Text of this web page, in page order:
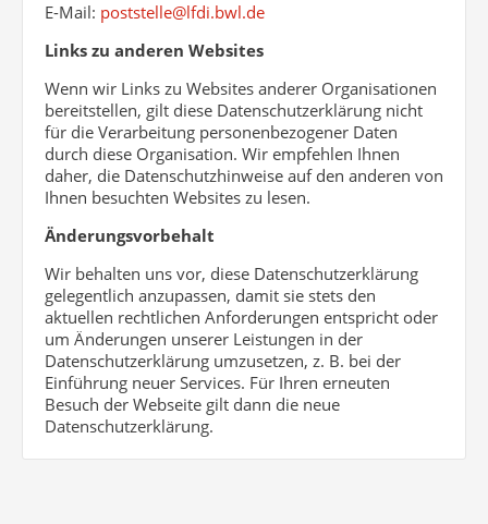
E-Mail: poststelle@lfdi.bwl.de
Links zu anderen Websites
Wenn wir Links zu Websites anderer Organisationen
bereitstellen, gilt diese Datenschutzerklärung nicht
für die Verarbeitung personenbezogener Daten
durch diese Organisation. Wir empfehlen Ihnen
daher, die Datenschutzhinweise auf den anderen von
Ihnen besuchten Websites zu lesen.
Änderungsvorbehalt
Wir behalten uns vor, diese Datenschutzerklärung
gelegentlich anzupassen, damit sie stets den
aktuellen rechtlichen Anforderungen entspricht oder
um Änderungen unserer Leistungen in der
Datenschutzerklärung umzusetzen, z. B. bei der
Einführung neuer Services. Für Ihren erneuten
Besuch der Webseite gilt dann die neue
Datenschutzerklärung.